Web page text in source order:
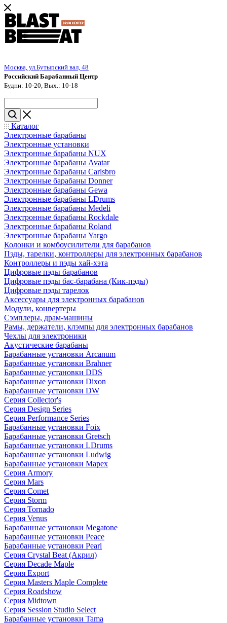
Москва, ул.Бутырский вал, 48
Российский Барабанный Центр
Будни: 10-20, Вых.: 10-18
Каталог
Электронные барабаны
Электронные установки
Электронные барабаны NUX
Электронные барабаны Avatar
Электронные барабаны Carlsbro
Электронные барабаны Donner
Электронные барабаны Gewa
Электронные барабаны LDrums
Электронные барабаны Medeli
Электронные барабаны Rockdale
Электронные барабаны Roland
Электронные барабаны Yargo
Колонки и комбоусилители для барабанов
Пэды, тарелки, контроллеры для электронных барабанов
Контроллеры и пэды хай-хэта
Цифровые пэды барабанов
Цифровые пэды бас-барабана (Кик-пэды)
Цифровые пэды тарелок
Аксессуары для электронных барабанов
Модули, конвертеры
Сэмплеры, драм-машины
Рамы, держатели, клэмпы для электронных барабанов
Чехлы для электроники
Акустические барабаны
Барабанные установки Arcanum
Барабанные установки Brahner
Барабанные установки DDS
Барабанные установки Dixon
Барабанные установки DW
Серия Collector's
Серия Design Series
Серия Performance Series
Барабанные установки Foix
Барабанные установки Gretsch
Барабанные установки LDrums
Барабанные установки Ludwig
Барабанные установки Mapex
Серия Armory
Серия Mars
Серия Comet
Серия Storm
Серия Tornado
Серия Venus
Барабанные установки Megatone
Барабанные установки Peace
Барабанные установки Pearl
Серия Crystal Beat (Акрил)
Серия Decade Maple
Серия Export
Серия Masters Maple Complete
Серия Roadshow
Серия Midtown
Серия Session Studio Select
Барабанные установки Tama